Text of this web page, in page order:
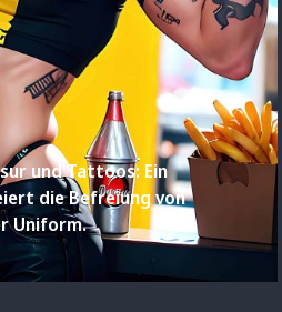
und Tattoos: Ein
die Befreiung von
Uniform.